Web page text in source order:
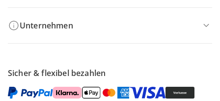
Unternehmen
Sicher & flexibel bezahlen